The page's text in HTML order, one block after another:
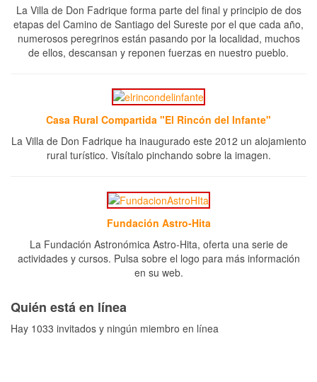
La Villa de Don Fadrique forma parte del final y principio de dos
etapas del Camino de Santiago del Sureste por el que cada año,
numerosos peregrinos están pasando por la localidad, muchos
de ellos, descansan y reponen fuerzas en nuestro pueblo.
Casa Rural Compartida "El Rincón del Infante"
La Villa de Don Fadrique ha inaugurado este 2012 un alojamiento
rural turístico. Visítalo pinchando sobre la imagen.
Fundación Astro-Hita
La Fundación Astronómica Astro-Hita, oferta una serie de
actividades y cursos. Pulsa sobre el logo para más información
en su web.
Quién está en línea
Hay 1033 invitados y ningún miembro en línea